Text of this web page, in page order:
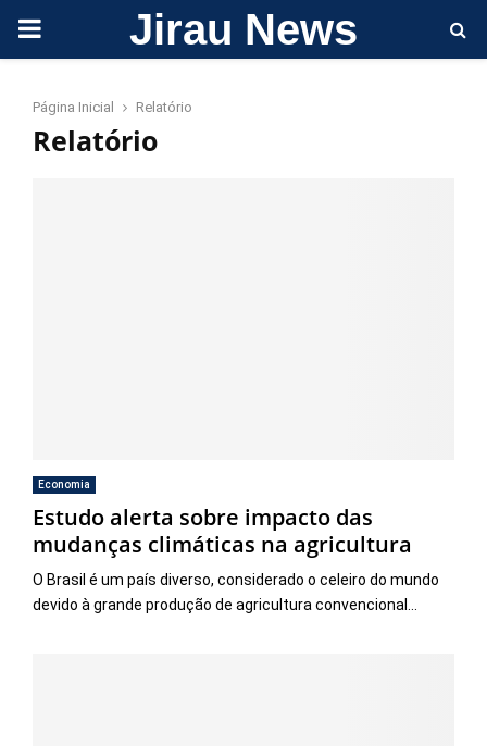
PRIMARY Jirau News
Página Inicial Relatório
Relatório
Economia
Estudo alerta sobre impacto das
mudanças climáticas na agricultura
O Brasil é um país diverso, considerado o celeiro do mundo
devido à grande produção de agricultura convencional...